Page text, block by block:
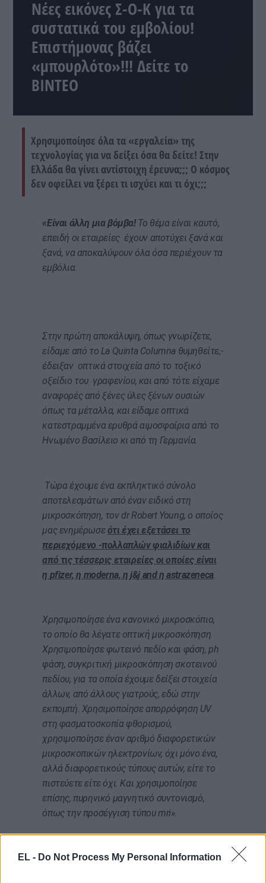
EL - Do Not Process My Personal Information
Νέες εικόνες Σ-Ο-Κ για τα
συστατικά του εμβολίου!
Επιστήμονας βάζει
«μπουρλότο»!!! Δείτε το
ΒΙΝΤΕΟ
Χρησιμοποίησε όλα τα «εργαλεία» της
τεχνολογίας για να δείξει όσα θα δείτε! Στην
Ελλάδα θα γίνει αντίστοιχη έρευνα;;; Ο κόσμος
δεν οφείλει να ξέρει τι ισχύει και τι όχι;;;
«Είναι άλλη μια βόμβα!Το θέμα είναι καυτό,
επειδή οι εταιρείες έχουν αποτύχει ξανά και
ξανά, να αποκαλύψουν όλα όσα περιέχουν τα
εμβόλια.
Στην πρώτη αποκάλυψη, όπως γνωρίζετε,
είδαμε από το La Quinta Columna θυμηθείτε,-
έδειξαν οπτικά στοιχεία από το τοξικό
οξείδιο του γραφενίου, και από τότε είχαμε
αναφορές από ξένες ύλες ξένων ουσιών
όπως τα μέταλλα, και είδαμε οπτικά
κατεστραμμένα ερυθρά αιμοσφαίρια από το
Ηνωμένο Βασίλειο κι από τη Γερμανία.
Tώρα έχουμε ένα εκπληκτικό σύνολο
αποτελεσμάτων από έναν ειδικό στη
μικροσκόπηση, τον dr Robert Young, ο οποίος
μας ενημέρωσεότι έχει εξετάσει το
περιεχόμενο -πολλαπλών φιαλιδίων και
από τις τέσσερις εταιρείες οι οποίες είναι
η pfizer, η moderna, η j&j and η astrazeneca.
Χρησιμοποίησε ένα κανονικό μικροσκόπιο,
το οποίο θα λέγατε οπτική μικροσκόπηση.
Χρησιμοποίησε φωτεινό πεδίο και φάση, ph
φάση, συγκριτική μικροσκόπηση σκοτεινού
πεδίου, για τα οποία έχουμε δείξει στοιχεία
άλλων, από άλλους γιατρούς, εδώ στην
εκπομπή. Χρησιμοποίησε απορρόφηση UV
στη φασματοσκοπία φθορισμού,
χρησιμοποίησε έναν αριθμό διαφορετικών
μικροσκοπικών ηλεκτρονίων, όχι μόνο ένα,
αλλά διαφορετικούς τύπους αυτών, είτε το
πιστεύετε είτε όχι. Και χρησιμοποίησε
επίσης, πυρηνικό μαγνητικό συντονισμό,
όπως την προσέγγιση τύπου mri».